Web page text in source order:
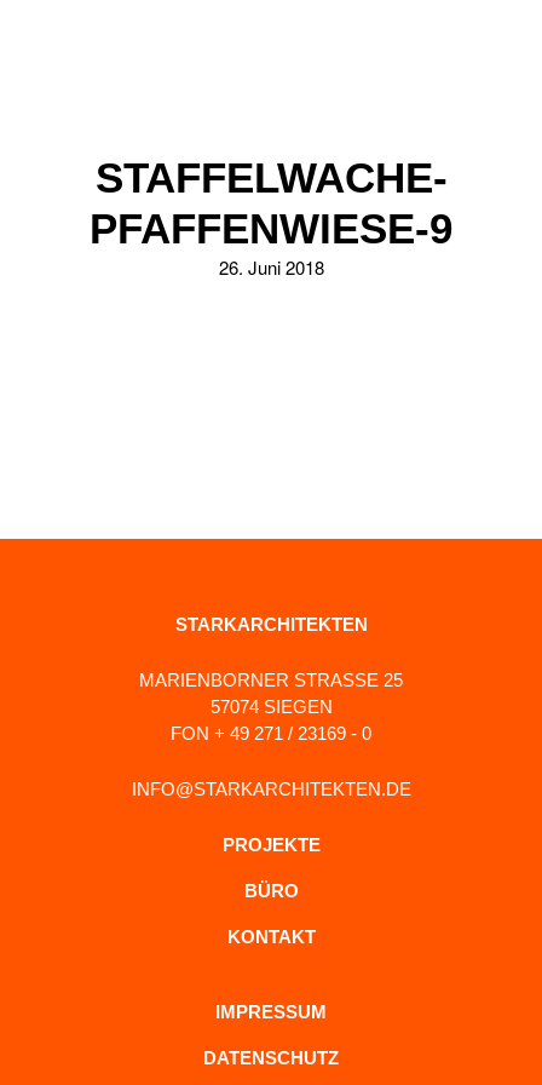
STAFFELWACHE-
PFAFFENWIESE-9
26. Juni 2018
STARKARCHITEKTEN
MARIENBORNER STRASSE 25
57074 SIEGEN
FON + 49 271 / 23169 - 0
INFO@STARKARCHITEKTEN.DE
PROJEKTE
BÜRO
KONTAKT
IMPRESSUM
DATENSCHUTZ